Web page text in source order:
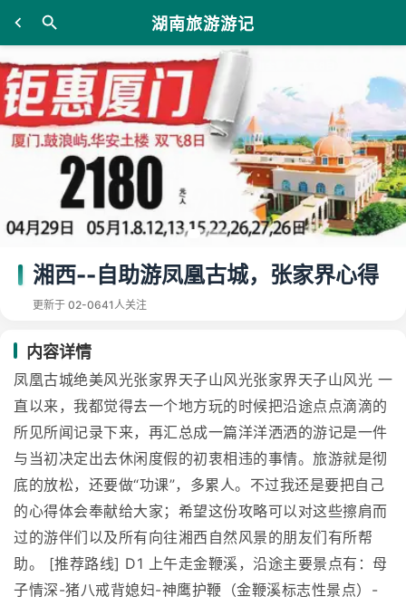
湖南旅游游记
湘西--自助游凤凰古城，张家界心得
更新于 02-0641人关注
内容详情
凤凰古城绝美风光张家界天子山风光张家界天子山风光 一
直以来，我都觉得去一个地方玩的时候把沿途点点滴滴的
所见所闻记录下来，再汇总成一篇洋洋洒洒的游记是一件
与当初决定出去休闲度假的初衷相违的事情。旅游就是彻
底的放松，还要做“功课”，多累人。不过我还是要把自己
的心得体会奉献给大家；希望这份攻略可以对这些擦肩而
过的游伴们以及所有向往湘西自然风景的朋友们有所帮
助。 [推荐路线] D1 上午走金鞭溪，沿途主要景点有：母
子情深-猪八戒背媳妇-神鹰护鞭（金鞭溪标志性景点）-